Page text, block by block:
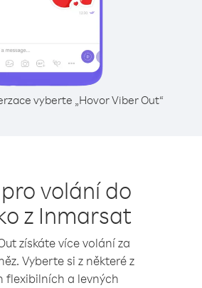
vyberte „Hovor Viber Out“
volání do
z Inmarsat
získáte více volání za
Vyberte si z některé z
flexibilních a levných